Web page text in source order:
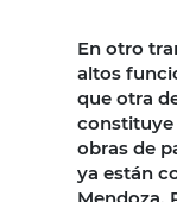
En otro
altos
que otra
constituye
obras de
ya están
Mendoza.